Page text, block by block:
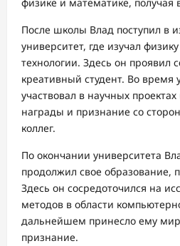
После школы Влад поступил в
университет, где изучал
технологии. Здесь он проявил
креативный студент. Во
участвовал в научных
награды и признание со
коллег.
По окончании университета
продолжил свое образование,
Здесь он сосредоточился на
методов в области
дальнейшем принесло ему
признание.